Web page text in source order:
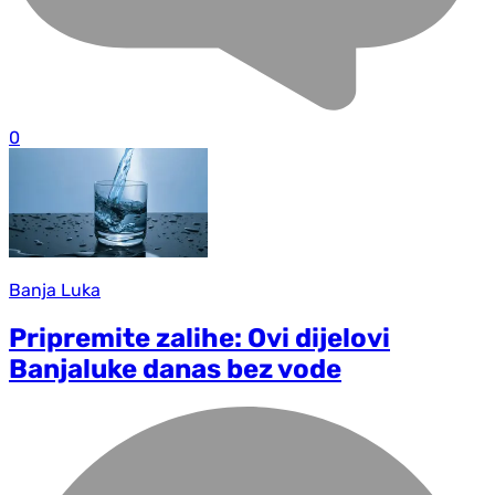
0
Banja Luka
Pripremite zalihe: Ovi dijelovi
Banjaluke danas bez vode